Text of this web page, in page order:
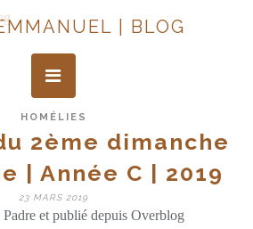
| BLOG
HOMÉLIES
2ème dimanche
| Année C | 2019
23 MARS 2019
et publié depuis Overblog